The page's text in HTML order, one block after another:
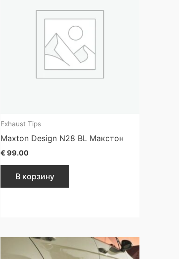
Exhaust Tips
Maxton Design N28 BL Макстон
€ 99.00
В корзину